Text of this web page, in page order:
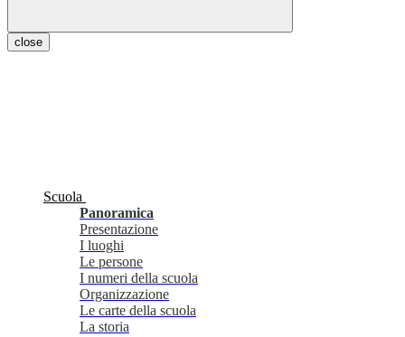
close
Scuola
Panoramica
Presentazione
I luoghi
Le persone
I numeri della scuola
Organizzazione
Le carte della scuola
La storia